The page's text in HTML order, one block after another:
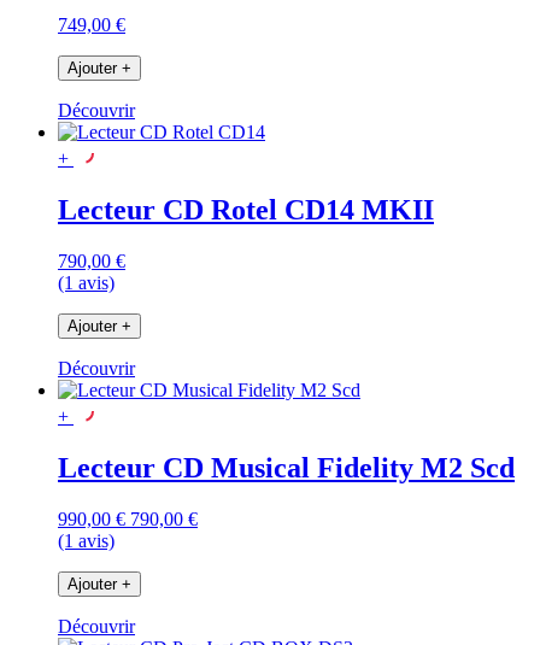
749,00 €
Ajouter +
Découvrir
+
Lecteur CD Rotel CD14 MKII
790,00 €
(1 avis)
Ajouter +
Découvrir
+
Lecteur CD Musical Fidelity M2 Scd
990,00 € 790,00 €
(1 avis)
Ajouter +
Découvrir